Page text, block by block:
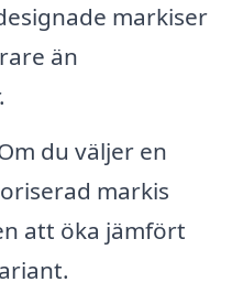
markiser
än
du väljer en
markis
att öka jämfört